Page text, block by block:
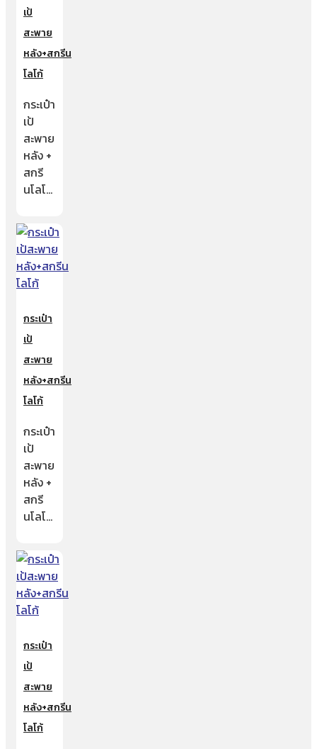
เป้
สะพาย
หลัง+สกรีน
โลโก้
กระเป๋า
เป้
สะพาย
หลัง +
สกรี
นโลโ…
กระเป๋า
เป้
สะพาย
หลัง+สกรีน
โลโก้
กระเป๋า
เป้
สะพาย
หลัง +
สกรี
นโลโ…
กระเป๋า
เป้
สะพาย
หลัง+สกรีน
โลโก้